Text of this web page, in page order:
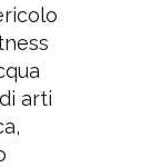
arti